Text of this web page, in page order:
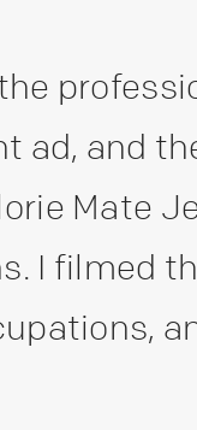
ad, and
Mate
I filmed